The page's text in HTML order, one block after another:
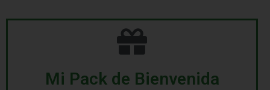
Mi Pack de Bienvenida